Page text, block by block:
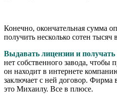
Конечно, окончательная сумма
получить несколько сотен тысяч
Выдавать лицензии и получать
нет собственного завода, чтобы
он находит в интернете
заключает с ней договор. Фирма
это Михаилу. Все в плюсе.